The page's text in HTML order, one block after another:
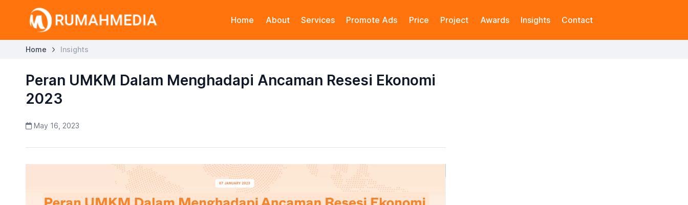
Home About Services Promote Ads Price Project Awards Insights Contact
Home Insights
Peran UMKM Dalam Menghadapi Ancaman Resesi Ekonomi
2023
May 16, 2023